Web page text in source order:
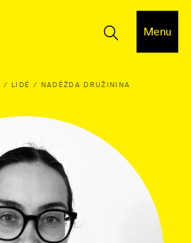
Menu
LIDÉ NADĚŽDA DRUŽININA